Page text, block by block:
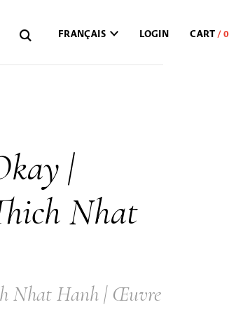
FRANÇAIS LOGIN
|
Nhat
Nhat Hanh | Œuvre